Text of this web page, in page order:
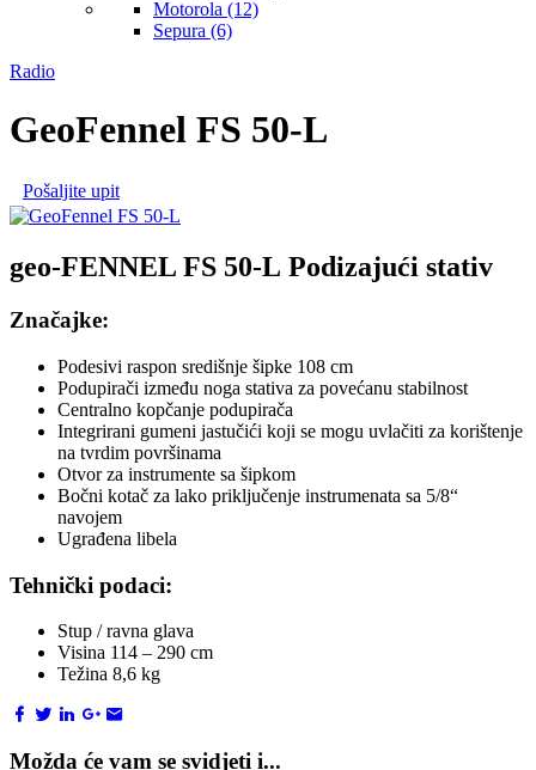
Motorola (12)
Sepura (6)
Radio
GeoFennel FS 50-L
Pošaljite upit
geo-FENNEL FS 50-L Podizajući stativ
Značajke:
Podesivi raspon središnje šipke 108 cm
Podupirači između noga stativa za povećanu stabilnost
Centralno kopčanje podupirača
Integrirani gumeni jastučići koji se mogu uvlačiti za korištenje
na tvrdim površinama
Otvor za instrumente sa šipkom
Bočni kotač za lako priključenje instrumenata sa 5/8“
navojem
Ugrađena libela
Tehnički podaci:
Stup / ravna glava
Visina 114 – 290 cm
Težina 8,6 kg
Možda će vam se svidjeti i...